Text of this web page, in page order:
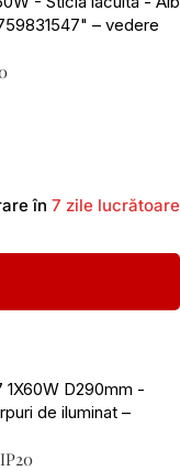
în 7 zile lucrătoare